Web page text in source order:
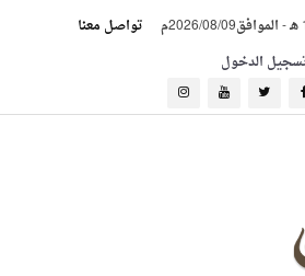
-الموافق2026/08/09م
تواصل معنا
الدخول